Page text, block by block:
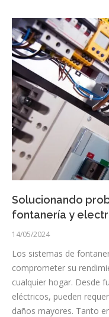
Solucionando
fontanería y
14/05/2024
Los sistemas de
comprometer su
cualquier hogar. Desde
eléctricos, pueden
daños mayores. Tanto